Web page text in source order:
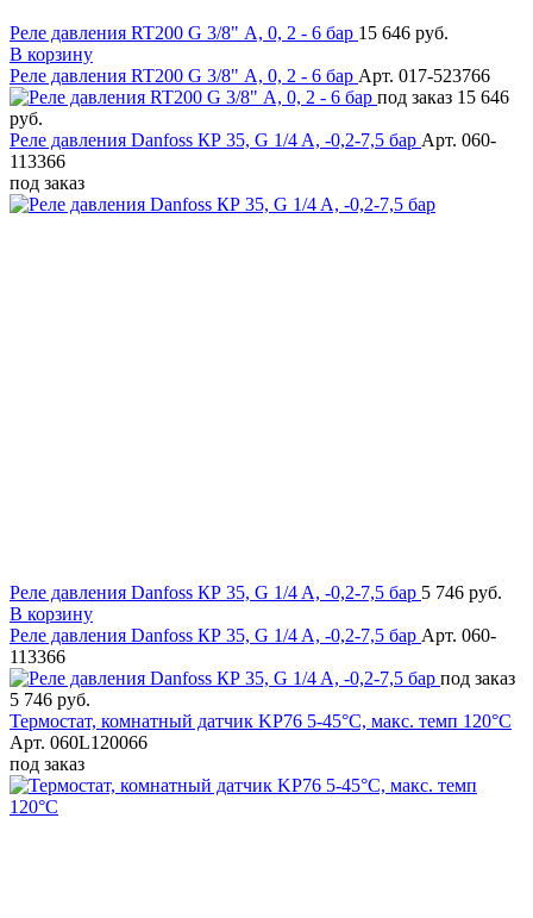
Реле давления RT200 G 3/8" А, 0, 2 - 6 бар 15 646 руб.
В корзину
Реле давления RT200 G 3/8" А, 0, 2 - 6 бар Арт. 017-523766
под заказ 15 646
руб.
Реле давления Danfoss КР 35, G 1/4 A, -0,2-7,5 бар Арт. 060-
113366
под заказ
Реле давления Danfoss КР 35, G 1/4 A, -0,2-7,5 бар 5 746 руб.
В корзину
Реле давления Danfoss КР 35, G 1/4 A, -0,2-7,5 бар Арт. 060-
113366
под заказ
5 746 руб.
Термостат, комнатный датчик KP76 5-45°C, макс. темп 120°C
Арт. 060L120066
под заказ